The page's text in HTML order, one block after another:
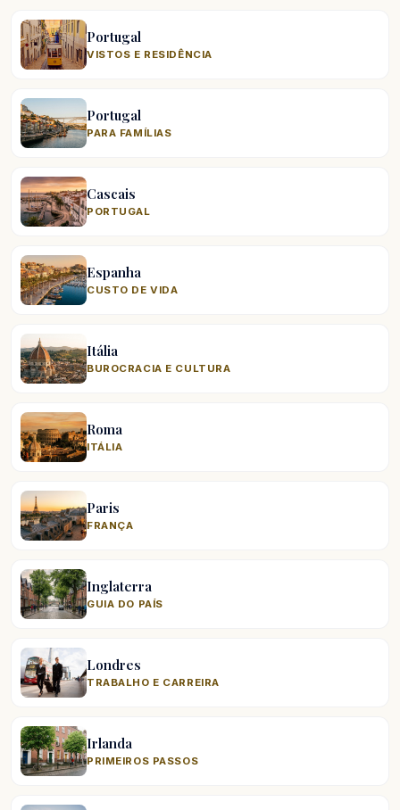
Portugal
VISTOS E RESIDÊNCIA
Portugal
PARA FAMÍLIAS
Cascais
PORTUGAL
Espanha
CUSTO DE VIDA
Itália
BUROCRACIA E CULTURA
Roma
ITÁLIA
Paris
FRANÇA
Inglaterra
GUIA DO PAÍS
Londres
TRABALHO E CARREIRA
Irlanda
PRIMEIROS PASSOS